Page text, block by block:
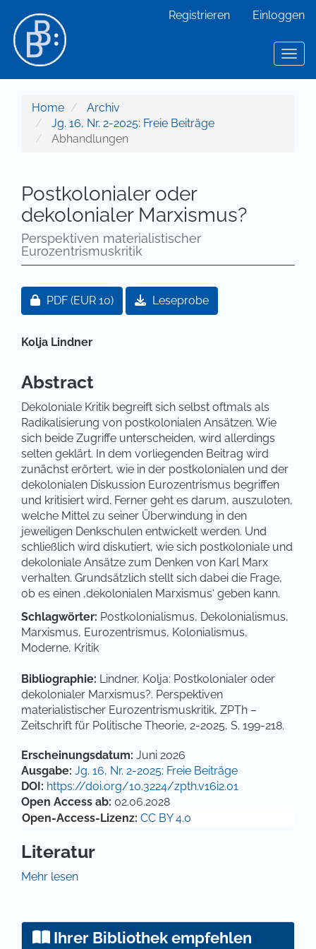
Hauptinhalt
Sidebar
Registrieren Einloggen
Home
Archiv
Jg. 16, Nr. 2-2025: Freie Beiträge
Abhandlungen
Postkolonialer oder
dekolonialer Marxismus?
Perspektiven materialistischer
Eurozentrismuskritik
Artikel-Sidebar
Zugang für Abonnent/innen oder durch Zahlung
PDF (EUR 10) Leseprobe
Hauptsächlicher Artikelinhalt
Kolja Lindner
Abstract
Dekoloniale Kritik begreift sich selbst oftmals als
Radikalisierung von postkolonialen Ansätzen. Wie
sich beide Zugriffe unterscheiden, wird allerdings
selten geklärt. In dem vorliegenden Beitrag wird
zunächst erörtert, wie in der postkolonialen und der
dekolonialen Diskussion Eurozentrismus begriffen
und kritisiert wird. Ferner geht es darum, auszuloten,
welche Mittel zu seiner Überwindung in den
jeweiligen Denkschulen entwickelt werden. Und
schließlich wird diskutiert, wie sich postkoloniale und
dekoloniale Ansätze zum Denken von Karl Marx
verhalten. Grundsätzlich stellt sich dabei die Frage,
ob es einen ‚dekolonialen Marxismus‘ geben kann.
Schlagwörter: Postkolonialismus, Dekolonialismus,
Marxismus, Eurozentrismus, Kolonialismus,
Moderne, Kritik
Bibliographie: Lindner, Kolja: Postkolonialer oder
dekolonialer Marxismus?. Perspektiven
materialistischer Eurozentrismuskritik, ZPTh –
Zeitschrift für Politische Theorie, 2-2025, S. 199-218.
Artikel-Details
Erscheinungsdatum: Juni 2026
Ausgabe: Jg. 16, Nr. 2-2025: Freie Beiträge
DOI: https://doi.org/10.3224/zpth.v16i2.01
Open Access ab: 02.06.2028
Open-Access-Lizenz: CC BY 4.0
Literatur
Alcoff, Linda M., 2013: Philosophy, the Conquest, and
Philosophical. Anti-Discours of Modernity‘ by
Enrique Dussel. In: Human Architecture: Journal of
Mehr lesen
Ihrer Bibliothek empfehlen